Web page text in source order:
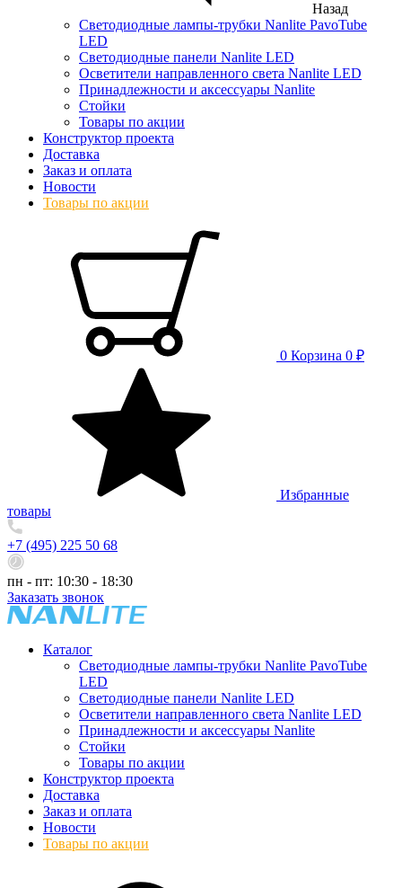
Назад
Светодиодные лампы-трубки Nanlite PavoTube
LED
Светодиодные панели Nanlite LED
Осветители направленного света Nanlite LED
Принадлежности и аксессуары Nanlite
Стойки
Товары по акции
Конструктор проекта
Доставка
Заказ и оплата
Новости
Товары по акции
0 Корзина 0 ₽
Избранные
товары
+7 (495) 225 50 68
пн - пт: 10:30 - 18:30
Заказать звонок
Каталог
Светодиодные лампы-трубки Nanlite PavoTube
LED
Светодиодные панели Nanlite LED
Осветители направленного света Nanlite LED
Принадлежности и аксессуары Nanlite
Стойки
Товары по акции
Конструктор проекта
Доставка
Заказ и оплата
Новости
Товары по акции